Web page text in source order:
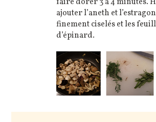
ajouter l’aneth et
finement ciselés et les
d’épinard.